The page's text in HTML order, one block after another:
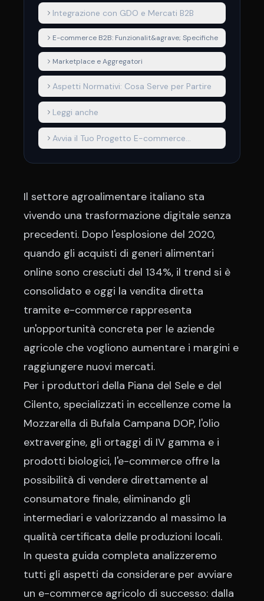
Integrazione con GDO e Mercati B2B
E-commerce B2B: Funzionalit&agrave; Specifiche
Marketplace e Aggregatori
Aspetti Normativi: Cosa Serve per Partire
Leggi anche
Avvia il Tuo Progetto E-commerce
Agricolo
Il settore agroalimentare italiano sta
vivendo una trasformazione digitale senza
precedenti. Dopo l'esplosione del 2020,
quando gli acquisti di generi alimentari
online sono cresciuti del 134%, il trend si è
consolidato e oggi la vendita diretta
tramite e-commerce rappresenta
un'opportunità concreta per le aziende
agricole che vogliono aumentare i margini e
raggiungere nuovi mercati.
Per i produttori della Piana del Sele e del
Cilento, specializzati in eccellenze come la
Mozzarella di Bufala Campana DOP, l'olio
extravergine, gli ortaggi di IV gamma e i
prodotti biologici, l'e-commerce offre la
possibilità di vendere direttamente al
consumatore finale, eliminando gli
intermediari e valorizzando al massimo la
qualità certificata delle produzioni locali.
In questa guida completa analizzeremo
tutti gli aspetti da considerare per avviare
un e-commerce agricolo di successo: dalla